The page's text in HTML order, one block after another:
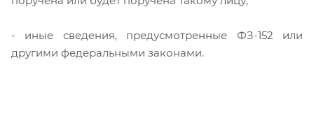
- иные сведения, предусмотренные ФЗ-152 или
другими федеральными законами.